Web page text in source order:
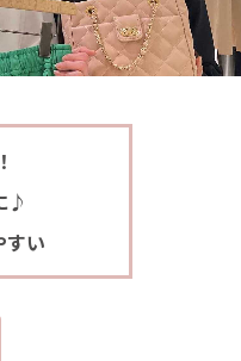
♪
すい